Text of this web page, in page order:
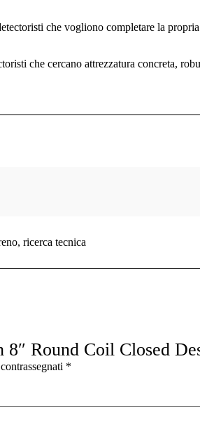
che vogliono completare la
che cercano attrezzatura concreta,
ricerca tecnica
Round Coil Closed
*